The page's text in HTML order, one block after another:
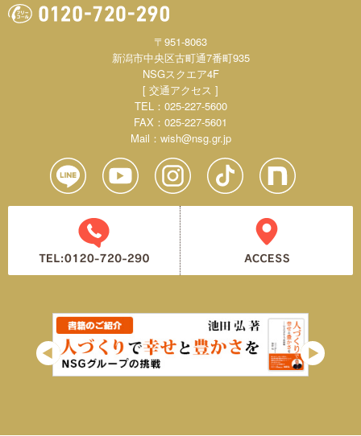
〒951-8063
新潟市中央区古町通7番町935
NSGスクエア4F
[ 交通アクセス ]
TEL：025-227-5600
FAX：025-227-5601
Mail： wish@nsg.gr.jp